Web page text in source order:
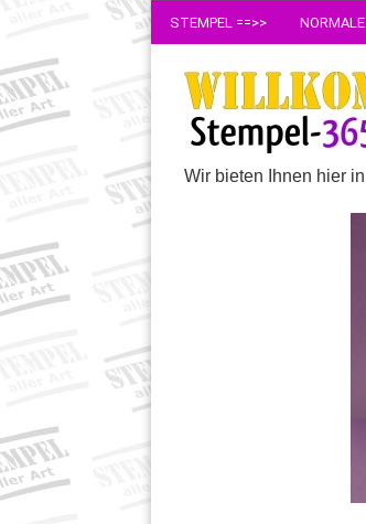
STEMPEL ==>> NORMALE
Wir bieten Ihnen hier